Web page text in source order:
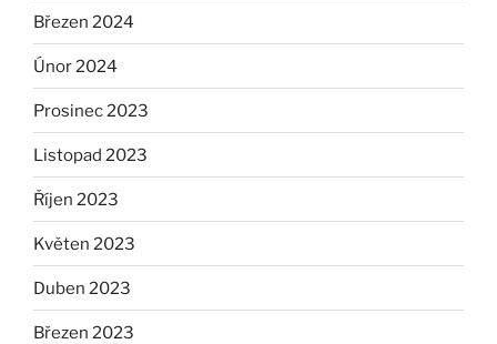
Březen 2024
Únor 2024
Prosinec 2023
Listopad 2023
Říjen 2023
Květen 2023
Duben 2023
Březen 2023